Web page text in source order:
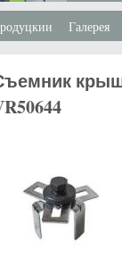
Галерея